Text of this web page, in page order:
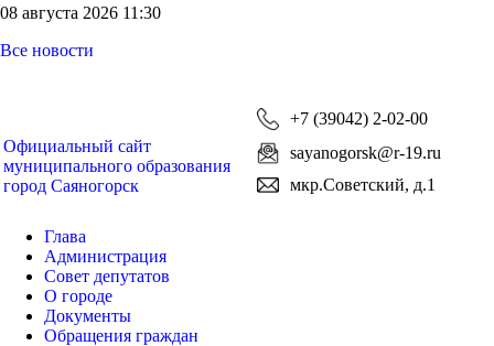
08 августа 2026 11:30
Все новости
Официальный сайт
муниципального образования
город Саяногорск
+7 (39042) 2-02-00
sayanogorsk@r-19.ru
мкр.Советский, д.1
Глава
Администрация
Совет депутатов
О городе
Документы
Обращения граждан